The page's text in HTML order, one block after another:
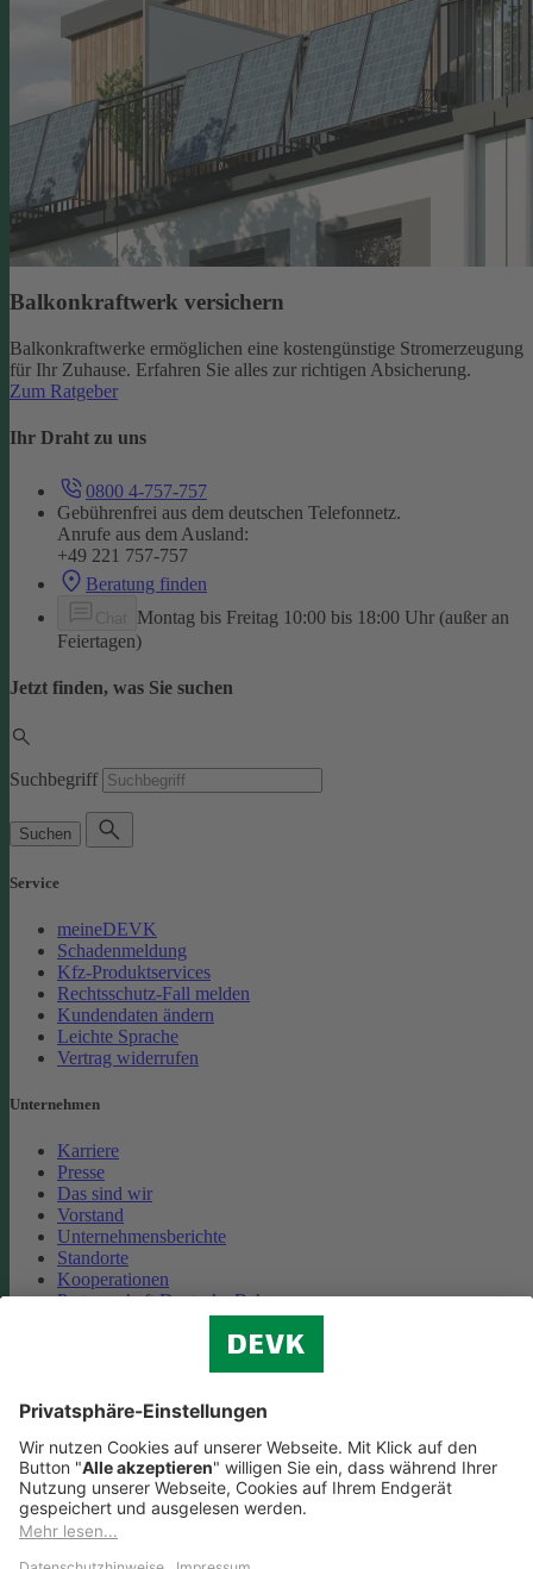
Balkonkraftwerk versichern
Balkonkraftwerke ermöglichen eine kostengünstige Stromerzeugung
für Ihr Zuhause. Erfahren Sie alles zur richtigen Absicherung.
Zum Ratgeber
Ihr Draht zu uns
0800 4-757-757
Gebührenfrei aus dem deutschen Telefonnetz.
Anrufe aus dem Ausland:
+49 221 757-757
Beratung finden
Montag bis Freitag 10:00 bis 18:00 Uhr (außer an
Feiertagen)
Jetzt finden, was Sie suchen
Suchbegriff
Suchen
Service
meineDEVK
Schadenmeldung
Kfz-Produktservices
Rechtsschutz-Fall melden
Kundendaten ändern
Leichte Sprache
Vertrag widerrufen
Unternehmen
Karriere
Presse
Das sind wir
Vorstand
Unternehmensberichte
Standorte
Kooperationen
Partnerschaft Deutsche Bahn
Cookie-Einstellungen
Datenschutz
Impressum
Streitbeilegung